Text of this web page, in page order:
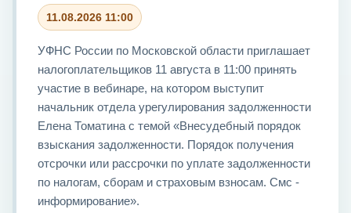
11.08.2026 11:00
УФНС России по Московской области приглашает
налогоплательщиков 11 августа в 11:00 принять
участие в вебинаре, на котором выступит
начальник отдела урегулирования задолженности
Елена Томатина с темой «Внесудебный порядок
взыскания задолженности. Порядок получения
отсрочки или рассрочки по уплате задолженности
по налогам, сборам и страховым взносам. Смс -
информирование».